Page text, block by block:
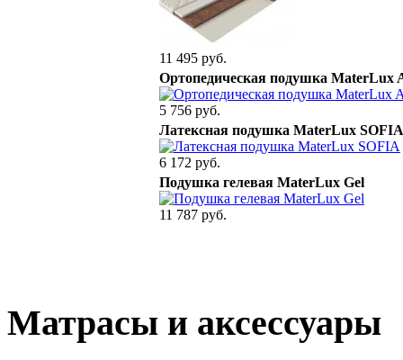
11 495 руб.
Ортопедическая подушка MaterLux
5 756 руб.
Латексная подушка MaterLux SOFIA
6 172 руб.
Подушка гелевая MaterLux Gel
11 787 руб.
Матрасы и аксессуары